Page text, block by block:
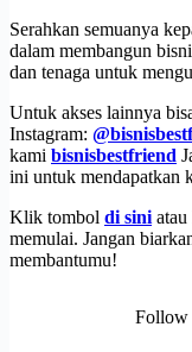
Serahkan semuanya
dalam membangun
dan tenaga untuk
Untuk akses lainnya
Instagram:
kami bisnisbestfriend
ini untuk mendapatkan
Klik tombol di sini
memulai. Jangan
membantumu!
Follow